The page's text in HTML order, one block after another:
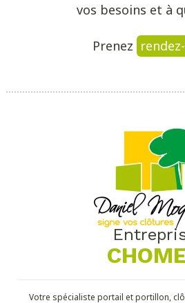
vos besoins et à
Prenez
Votre spécialiste portail et portillon,